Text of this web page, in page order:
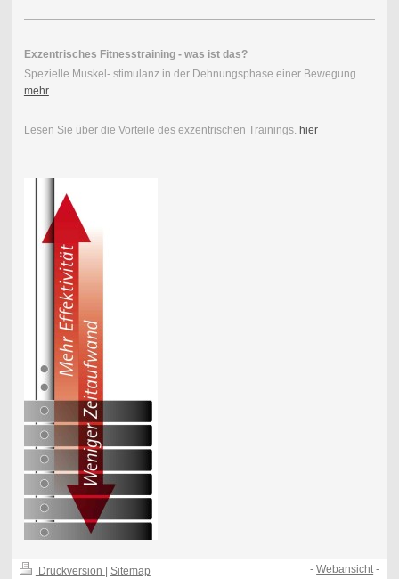
Exzentrisches Fitnesstraining - was ist das?
Spezielle Muskel- stimulanz in der Dehnungsphase einer Bewegung.
mehr
Lesen Sie über die Vorteile des exzentrischen Trainings. hier
Druckversion Sitemap -Webansicht-